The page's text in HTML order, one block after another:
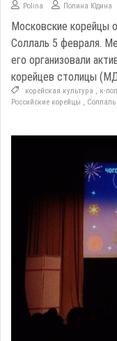
Polina Полина Юдина
Московские корейцы
Соллаль 5 февраля.
его организовали
корейцев столицы
корейская культура , к-поп
Российские корейцы , Соллаль